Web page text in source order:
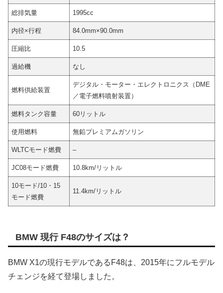
総排気量 1995cc
内径×行程 84.0mm×90.0mm
圧縮比 10.5
過給機 なし
燃料供給装置
デジタル・モーター・エレクトロニクス（DME
／電子燃料噴射装置）
燃料タンク容量 60リットル
使用燃料 無鉛プレミアムガソリン
WLTCモード燃費 –
JC08モード燃費 10.8km/リットル
10モード/10・15
モード燃費
11.4km/リットル
BMW 現行 F48のサイズは？
BMW X1の現行モデルであるF48は、2015年にフルモデル
チェンジを経て登場しました。